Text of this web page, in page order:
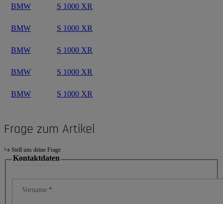
BMW S 1000 XR
BMW S 1000 XR
BMW S 1000 XR
BMW S 1000 XR
BMW S 1000 XR
Frage zum Artikel
Stell uns deine Frage
Kontaktdaten
Vorname